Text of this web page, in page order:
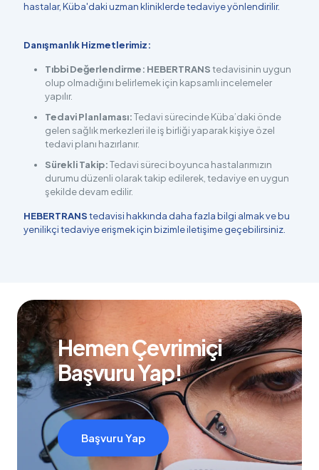
hastalar, Küba'daki uzman kliniklerde tedaviye yönlendirilir.
Danışmanlık Hizmetlerimiz:
Tıbbi Değerlendirme: HEBERTRANStedavisinin uygun
olup olmadığını belirlemek için kapsamlı incelemeler
yapılır.
Tedavi Planlaması:Tedavi sürecinde Küba’daki önde
gelen sağlık merkezleri ile iş birliği yaparak kişiye özel
tedavi planı hazırlanır.
Sürekli Takip:Tedavi süreci boyunca hastalarımızın
durumu düzenli olarak takip edilerek, tedaviye en uygun
şekilde devam edilir.
HEBERTRANStedavisi hakkında daha fazla bilgi almak ve bu
yenilikçi tedaviye erişmek için bizimle iletişime geçebilirsiniz.
Hemen Çevrimiçi
Başvuru Yap!
Başvuru Yap